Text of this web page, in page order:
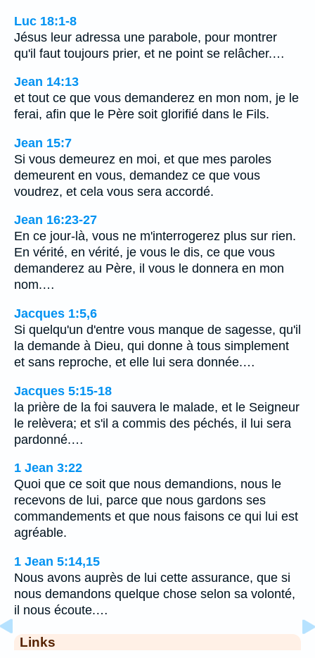
Luc 18:1-8
Jésus leur adressa une parabole, pour montrer
qu'il faut toujours prier, et ne point se relâcher.…
Jean 14:13
et tout ce que vous demanderez en mon nom, je le
ferai, afin que le Père soit glorifié dans le Fils.
Jean 15:7
Si vous demeurez en moi, et que mes paroles
demeurent en vous, demandez ce que vous
voudrez, et cela vous sera accordé.
Jean 16:23-27
En ce jour-là, vous ne m'interrogerez plus sur rien.
En vérité, en vérité, je vous le dis, ce que vous
demanderez au Père, il vous le donnera en mon
nom.…
Jacques 1:5,6
Si quelqu'un d'entre vous manque de sagesse, qu'il
la demande à Dieu, qui donne à tous simplement
et sans reproche, et elle lui sera donnée.…
Jacques 5:15-18
la prière de la foi sauvera le malade, et le Seigneur
le relèvera; et s'il a commis des péchés, il lui sera
pardonné.…
1 Jean 3:22
Quoi que ce soit que nous demandions, nous le
recevons de lui, parce que nous gardons ses
commandements et que nous faisons ce qui lui est
agréable.
1 Jean 5:14,15
Nous avons auprès de lui cette assurance, que si
nous demandons quelque chose selon sa volonté,
il nous écoute.…
Links